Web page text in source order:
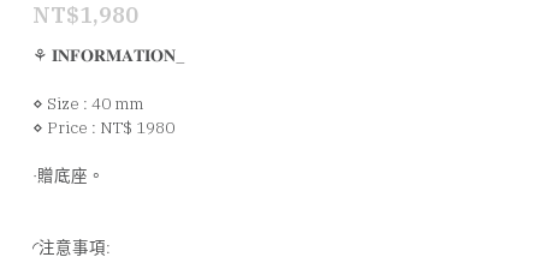
NT$1,980
⚘ 𝐈𝐍𝐅𝐎𝐑𝐌𝐀𝐓𝐈𝐎𝐍_
⋄ Size : 40 mm
⋄ Price : NT$ 1980
·贈底座。
◜注意事項: